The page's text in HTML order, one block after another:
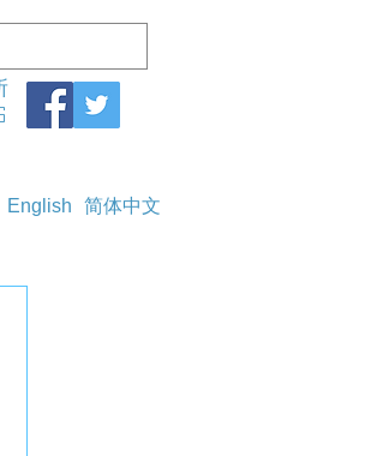
English 简体中文